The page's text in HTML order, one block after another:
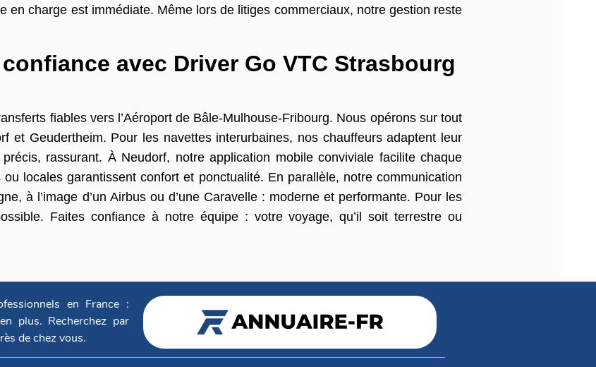
en charge est immédiate. Même lors de litiges commerciaux, notre gestion reste
avec Driver Go VTC Strasbourg
fiables vers l’Aéroport de Bâle-Mulhouse-Fribourg. Nous opérons sur tout
et Geudertheim. Pour les navettes interurbaines, nos chauffeurs adaptent leur
rassurant. À Neudorf, notre application mobile conviviale facilite chaque
locales garantissent confort et ponctualité. En parallèle, notre communication
à l’image d’un Airbus ou d’une Caravelle : moderne et performante. Pour les
Faites confiance à notre équipe : votre voyage, qu’il soit terrestre ou
en France :
plus. Recherchez par
de chez vous.